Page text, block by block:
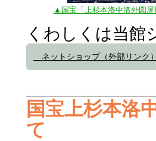
▲国宝「上杉本洛中洛外図屏
くわしくは当館
ネットショップ（外部リン
国宝上杉本洛
て